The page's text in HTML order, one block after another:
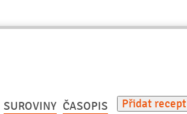
SUROVINY ČASOPIS Přidat recept